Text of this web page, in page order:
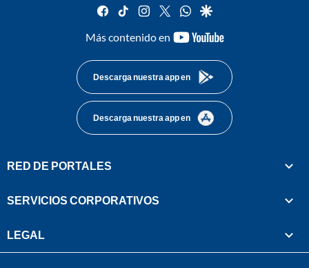
facebook
tiktok instagram
twitterwhatsapp
google
Más contenido en
youtube-
Descarga nuestra app en
Descarga nuestra app en
RED DE PORTALES
SERVICIOS CORPORATIVOS
LEGAL